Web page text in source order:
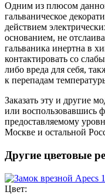
Одним из плюсом
гальваническое
действием
основанием, не
гальваника инертна в
контактировать со
либо вреда для себя,
к перепадам
Заказать эту и другие
или воспользовавшись
предоставляемому
Москве и остальной
Другие цветовые
Цвет: